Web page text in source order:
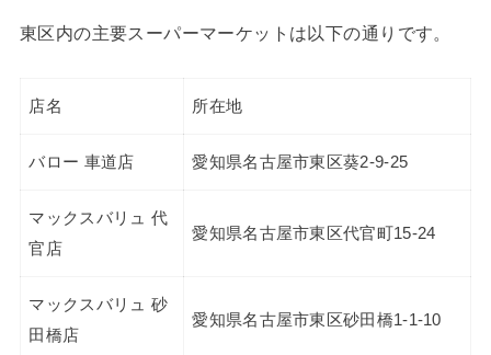
東区内の主要スーパーマーケットは以下の通りです。
店名 所在地
バロー 車道店 愛知県名古屋市東区葵2-9-25
マックスバリュ 代
官店
愛知県名古屋市東区代官町15-24
マックスバリュ 砂
田橋店
愛知県名古屋市東区砂田橋1-1-10